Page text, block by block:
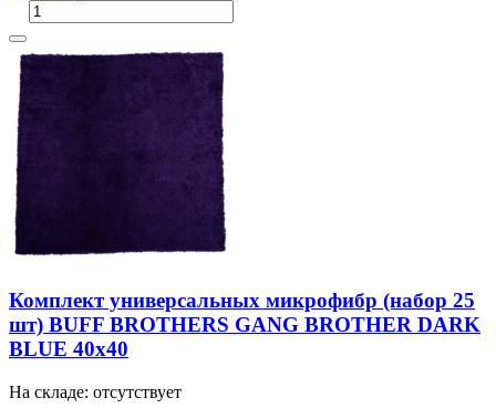
Комплект универсальных микрофибр (набор 25
шт) BUFF BROTHERS GANG BROTHER DARK
BLUE 40x40
На складе: отсутствует